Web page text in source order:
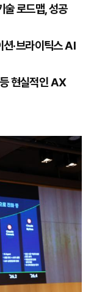
로드맵, 성공
·브라이틱스 AI
현실적인 AX